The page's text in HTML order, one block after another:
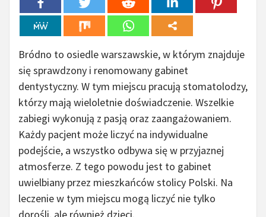
Bródno to osiedle warszawskie, w którym znajduje
się sprawdzony i renomowany gabinet
dentystyczny. W tym miejscu pracują stomatolodzy,
którzy mają wieloletnie doświadczenie. Wszelkie
zabiegi wykonują z pasją oraz zaangażowaniem.
Każdy pacjent może liczyć na indywidualne
podejście, a wszystko odbywa się w przyjaznej
atmosferze. Z tego powodu jest to gabinet
uwielbiany przez mieszkańców stolicy Polski. Na
leczenie w tym miejscu mogą liczyć nie tylko